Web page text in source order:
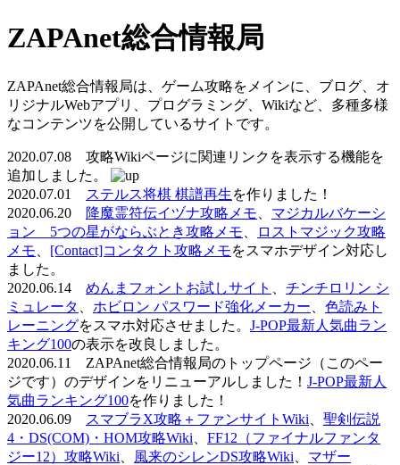
ZAPAnet総合情報局
ZAPAnet総合情報局は、ゲーム攻略をメインに、ブログ、オ
リジナルWebアプリ、プログラミング、Wikiなど、多種多様
なコンテンツを公開しているサイトです。
2020.07.08 攻略Wikiページに関連リンクを表示する機能を
追加しました。
2020.07.01
ステルス将棋 棋譜再生を作りました！
2020.06.20
降魔霊符伝イヅナ攻略メモ
マジカルバケーシ
ョン 5つの星がならぶとき攻略メモ
ロストマジック攻略
メモ
[Contact]コンタクト攻略メモをスマホデザイン対応し
ました。
2020.06.14 めんまフォントお試しサイト
チンチロリン シ
ミュレータ
ホビロン パスワード強化メーカー
色読みト
レーニングをスマホ対応させました。 J-POP最新人気曲ラン
キング100の表示を改良しました。
2020.06.11 ZAPAnet総合情報局のトップページ（このペー
ジです）のデザインをリニューアルしました！ J-POP最新人
気曲ランキング100を作りました！
2020.06.09
スマブラX攻略＋ファンサイトWiki
聖剣伝説
4・DS(COM)・HOM攻略Wiki
FF12（ファイナルファンタ
ジー12）攻略Wiki
風来のシレンDS攻略Wiki
マザー